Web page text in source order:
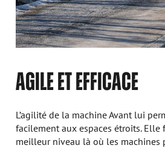
AGILE ET EFFICACE
L’agilité de la machine Avant lui
facilement aux espaces étroits. Elle
meilleur niveau là où les machines